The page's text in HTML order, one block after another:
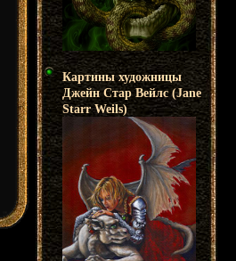
Картины художницы
Джейн Стар Вейлс (Jane
Starr Weils)